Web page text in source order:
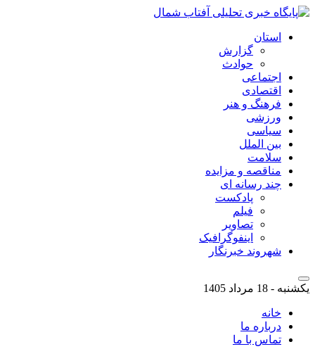
استان
گزارش
حوادث
اجتماعی
اقتصادی
فرهنگ و هنر
ورزشی
سیاسی
بین الملل
سلامت
مناقصه و مزایده
چند رسانه ای
پادکست
فیلم
تصاویر
اینفوگرافیک
شهروند خبرنگار
یکشنبه - 18 مرداد 1405
خانه
درباره ما
تماس با ما